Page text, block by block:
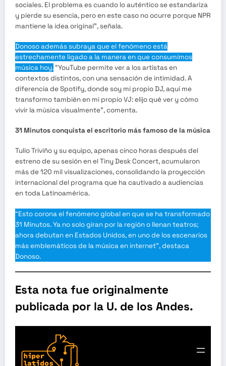
sociales. El problema es cuando lo auténtico se estandariza
y pierde su esencia, pero en este caso no ocurre porque NPR
mantiene la idea original”, señala.
Donoso además subraya que el fenómeno está
estrechamente ligado a la manera en que consumimos
música hoy.“YouTube permite ver a los artistas en
contextos distintos, con una sensación de intimidad. A
diferencia de Spotify, donde soy mi propio DJ, aquí me
transformo también en mi propio VJ: elijo qué ver y cómo
vivir la música visualmente”, comenta.
31 Minutos conquista el escritorio más famoso de la música
Tulio Triviño y su equipo, apenas cinco horas después del
estreno de su sesión en el Tiny Desk Concert, acumularon
más de 120 mil visualizaciones, consolidando la proyección
internacional del programa que ha cautivado a audiencias
en toda Latinoamérica.
“Esto corona el fenómeno global en que se ha transformado
31 Minutos. Ya no solo giran por la región o llenan teatros;
ahora debutan en Estados Unidos, en uno de los escenarios
más emblemáticos de la música en internet”, destaca
Donoso.
Esta nota fue originalmente
publicada por la U. de los Andes.